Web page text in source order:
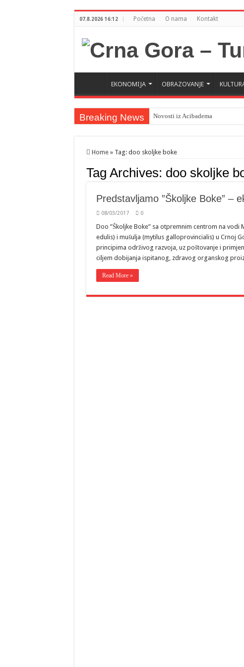
07.8.2026 16:12 Početna O nama Kontakt
EKONOMIJA OBRAZOVANJE
Breaking News Novosti iz Acibadema
Milatović pozvao Erdogana da
Home » Tag: doo skoljke boke
Tag Archives: doo skoljke
Predstavljamo ”Školjke Boke” –
08/03/2017 0
Doo ”Školjke Boke” sa otpremnim centrom na
edulis) i mušulja (mytilus galloprovincialis) u Crnoj
principima održivog razvoja, uz poštovanje i
ciljem dobijanja ispitanog, zdravog organskog
Read More »